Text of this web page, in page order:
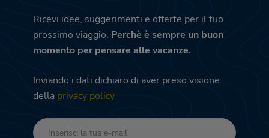
Ricevi idee, suggerimenti e offerte per il tuo
prossimo viaggio. Perchè è sempre un buon
momento per pensare alle vacanze.
Inviando i dati dichiaro di aver preso visione
della privacy policy